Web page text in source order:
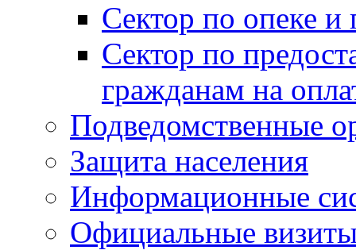
Сектор по опеке и
Сектор по
гражданам на
Подведомственные
Защита населения
Информационные
Официальные